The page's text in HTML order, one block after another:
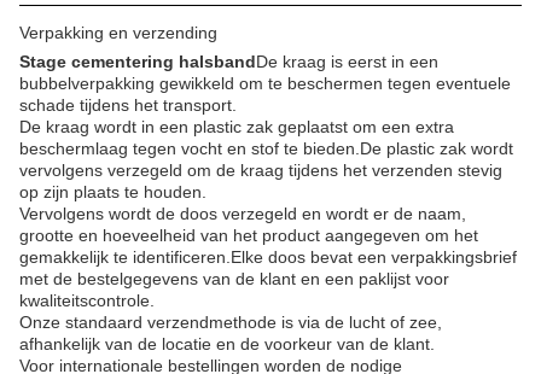
Verpakking en verzending
Stage cementering halsbandDe kraag is eerst in een
bubbelverpakking gewikkeld om te beschermen tegen eventuele
schade tijdens het transport.
De kraag wordt in een plastic zak geplaatst om een extra
beschermlaag tegen vocht en stof te bieden.De plastic zak wordt
vervolgens verzegeld om de kraag tijdens het verzenden stevig
op zijn plaats te houden.
Vervolgens wordt de doos verzegeld en wordt er de naam,
grootte en hoeveelheid van het product aangegeven om het
gemakkelijk te identificeren.Elke doos bevat een verpakkingsbrief
met de bestelgegevens van de klant en een paklijst voor
kwaliteitscontrole.
Onze standaard verzendmethode is via de lucht of zee,
afhankelijk van de locatie en de voorkeur van de klant.
Voor internationale bestellingen worden de nodige